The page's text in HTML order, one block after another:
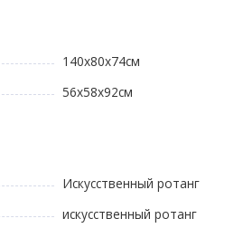
140х80x74см
56x58x92см
Искусственный ротанг
искусственный ротанг